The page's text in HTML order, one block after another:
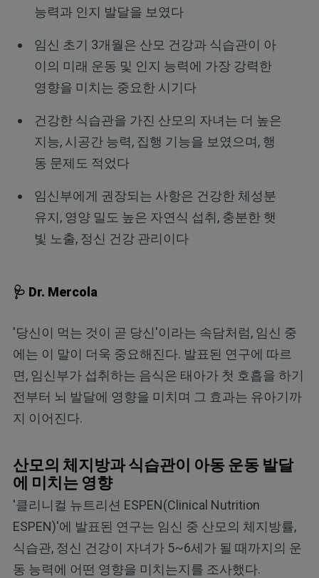
능력과 인지 발달을 보였다
임신 초기 3개월은 산모 건강과 식습관이 아
이의 미래 운동 및 인지 능력에 가장 강력한
영향을 미치는 중요한 시기다
건강한 식습관을 가진 산모의 자녀는 더 높은
지능, 시공간 능력, 집행 기능을 보였으며, 행
동 문제도 적었다
임신부에게 권장되는 사항은 건강한 체성분
유지, 영양 밀도 높은 자연식 섭취, 충분한 햇
빛 노출, 정신 건강 관리이다
🩺 Dr. Mercola
'당신이 먹는 것이 곧 당신'이라는 속담처럼, 임신 중
에는 이 말이 더욱 중요해진다. 발표된 연구에 따르
면, 임신부가 섭취하는 음식은 태아가 첫 호흡을 하기
전부터 뇌 발달에 영향을 미치며 그 효과는 유아기까
지 이어진다.
산모의 체지방과 식습관이 아동 운동 발달
에 미치는 영향
'클리니컬 뉴트리션 ESPEN(Clinical Nutrition
ESPEN)'에 발표된 연구는 임신 중 산모의 체지방률,
식습관, 정신 건강이 자녀가 5~6세가 될 때까지의 운
동 능력에 어떤 영향을 미치는지를 조사했다.